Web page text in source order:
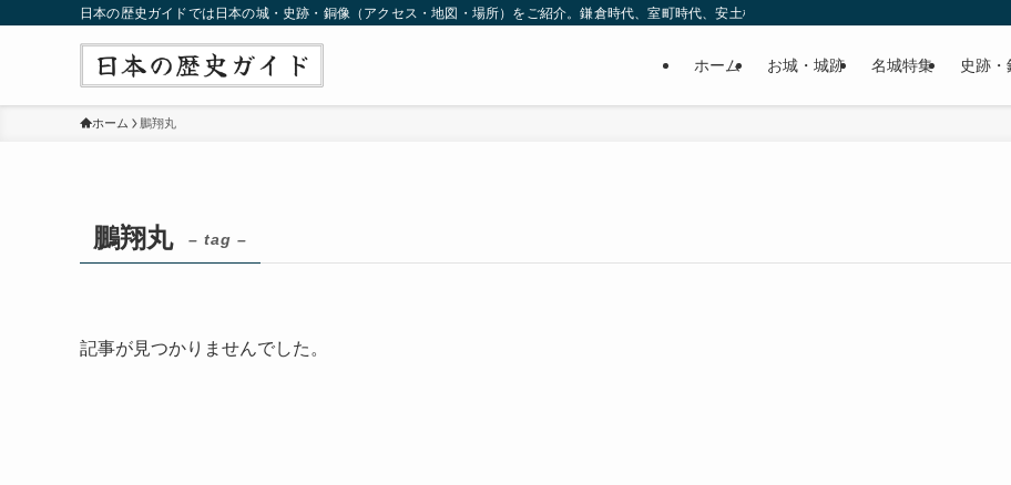
日本の歴史ガイドでは日本の城・史跡・銅像（アクセス・地図・場所）をご紹介。鎌倉時代、室町時代、安土桃山時代（戦国時代）、江戸時代と幅広くご
ホーム お城・城跡 名城特集 史跡・
ホーム 鵬翔丸
鵬翔丸 – tag –
記事が見つかりませんでした。